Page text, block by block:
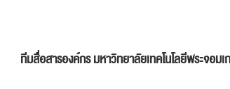
ทีมสื่อสารองค์กรมหาวิทยาลัยเทคโนโลยีพระจอม